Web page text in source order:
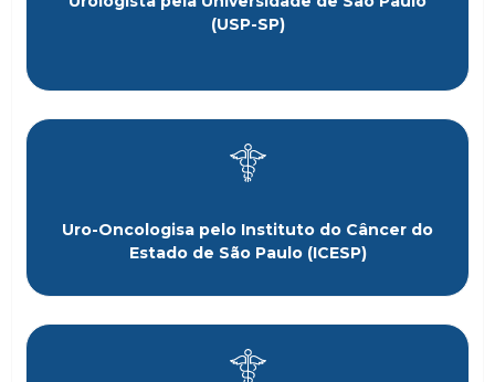
(USP-SP)
Uro-Oncologisa pelo Instituto do Câncer do
Estado de São Paulo (ICESP)